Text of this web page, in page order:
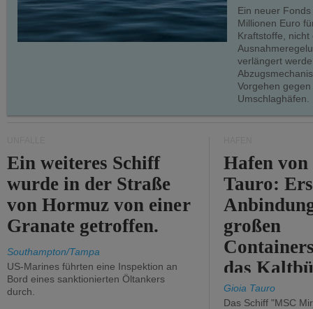
Ein neuer
Millionen Euro
Kraftstoffe, nicht
verlängert
Vorgehen
Umschlaghäfen.
Ein weiteres Schiff
wurde in der Straße
von Hormuz von einer
Granate getroffen.
Southampton/Tampa
US-Marines führten eine Inspektion an
Bord eines sanktionierten Öltankers
durch.
Hafen
Tauro:
großen
das
Gioia Tauro
Das Schiff "MSC